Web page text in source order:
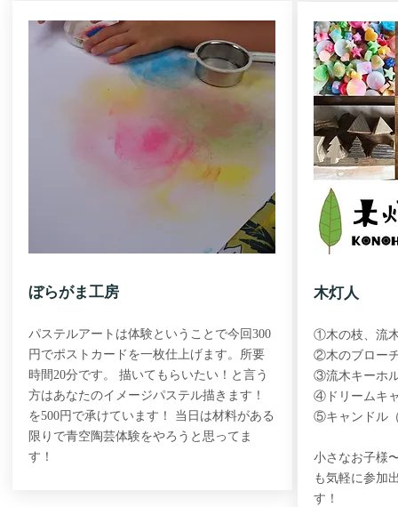
ぼらがま工房
パステルアートは体験ということで今回300
円でポストカードを一枚仕上げます。所要
時間20分です。 描いてもらいたい！と言う
方はあなたのイメージパステル描きます！
を500円で承けています！ 当日は材料がある
限りで青空陶芸体験をやろうと思ってま
す！
木灯人
①木の枝、流
②木のブロー
③流木キーホ
④ドリームキ
⑤キャンドル
小さなお子様
も気軽に参加
す！